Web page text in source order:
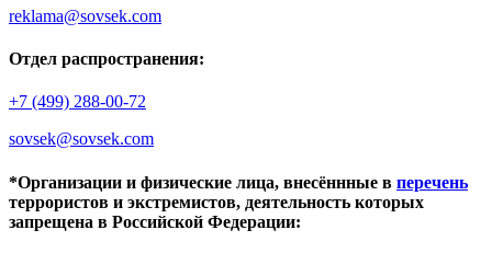
reklama@sovsek.com
Отдел распространения:
+7 (499) 288-00-72
sovsek@sovsek.com
*Организации и физические лица, внесённные в перечень
террористов и экстремистов, деятельность которых
запрещена в Российской Федерации: